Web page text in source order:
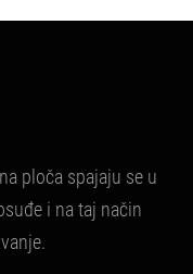
ploča spajaju se u
i na taj način